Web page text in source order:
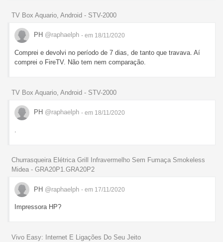
TV Box Aquario, Android - STV-2000
PH @raphaelph - em 18/11/2020
Comprei e devolvi no período de 7 dias, de tanto que travava. Aí
comprei o FireTV. Não tem nem comparação.
TV Box Aquario, Android - STV-2000
PH @raphaelph - em 18/11/2020
Churrasqueira Elétrica Grill Infravermelho Sem Fumaça Smokeless
Midea - GRA20P1.GRA20P2
PH @raphaelph - em 17/11/2020
Impressora HP?
Vivo Easy: Internet E Ligações Do Seu Jeito